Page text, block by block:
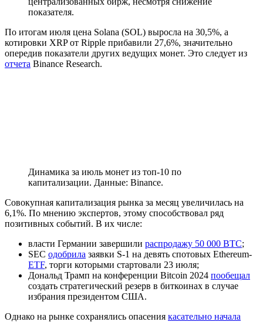
показателя.
По итогам июля цена Solana (SOL) выросла на 30,5%, а
котировки XRP от Ripple прибавили 27,6%, значительно
опередив показатели других ведущих монет. Это следует из
отчета Binance Research.
Динамика за июль монет из топ-10 по
капитализации. Данные: Binance.
Совокупная капитализация рынка за месяц увеличилась на
6,1%. По мнению экспертов, этому способствовал ряд
позитивных событий. В их числе:
власти Германии завершили распродажу 50 000 BTC;
SEC одобрила заявки S-1 на девять спотовых Ethereum-
ETF, торги которыми стартовали 23 июля;
Дональд Трамп на конференции Bitcoin 2024 пообещал
создать стратегический резерв в биткоинах в случае
избрания президентом США.
Однако на рынке сохранялись опасения касательно начала